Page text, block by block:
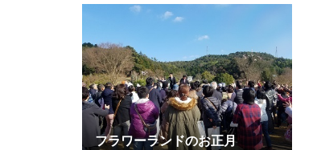
にスタートしたイベントです。年に一
フラワーランドのお正月